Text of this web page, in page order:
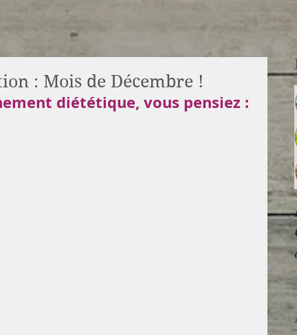
: Mois de Décembre !
diététique, vous pensiez :